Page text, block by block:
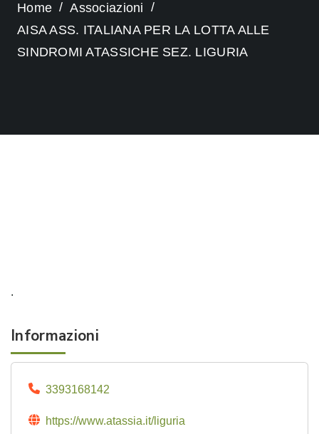
Home
Associazioni
AISA ASS. ITALIANA PER LA LOTTA ALLE
SINDROMI ATASSICHE SEZ. LIGURIA
.
Informazioni
3393168142
https://www.atassia.it/liguria